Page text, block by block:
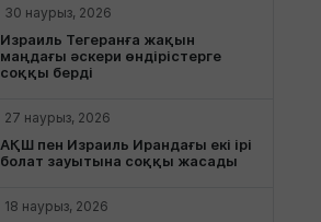
30 наурыз, 2026
Израиль Тегеранға жақын
маңдағы әскери өндірістерге
соққы берді
27 наурыз, 2026
АҚШ пен Израиль Ирандағы екі ірі
болат зауытына соққы жасады
18 наурыз, 2026